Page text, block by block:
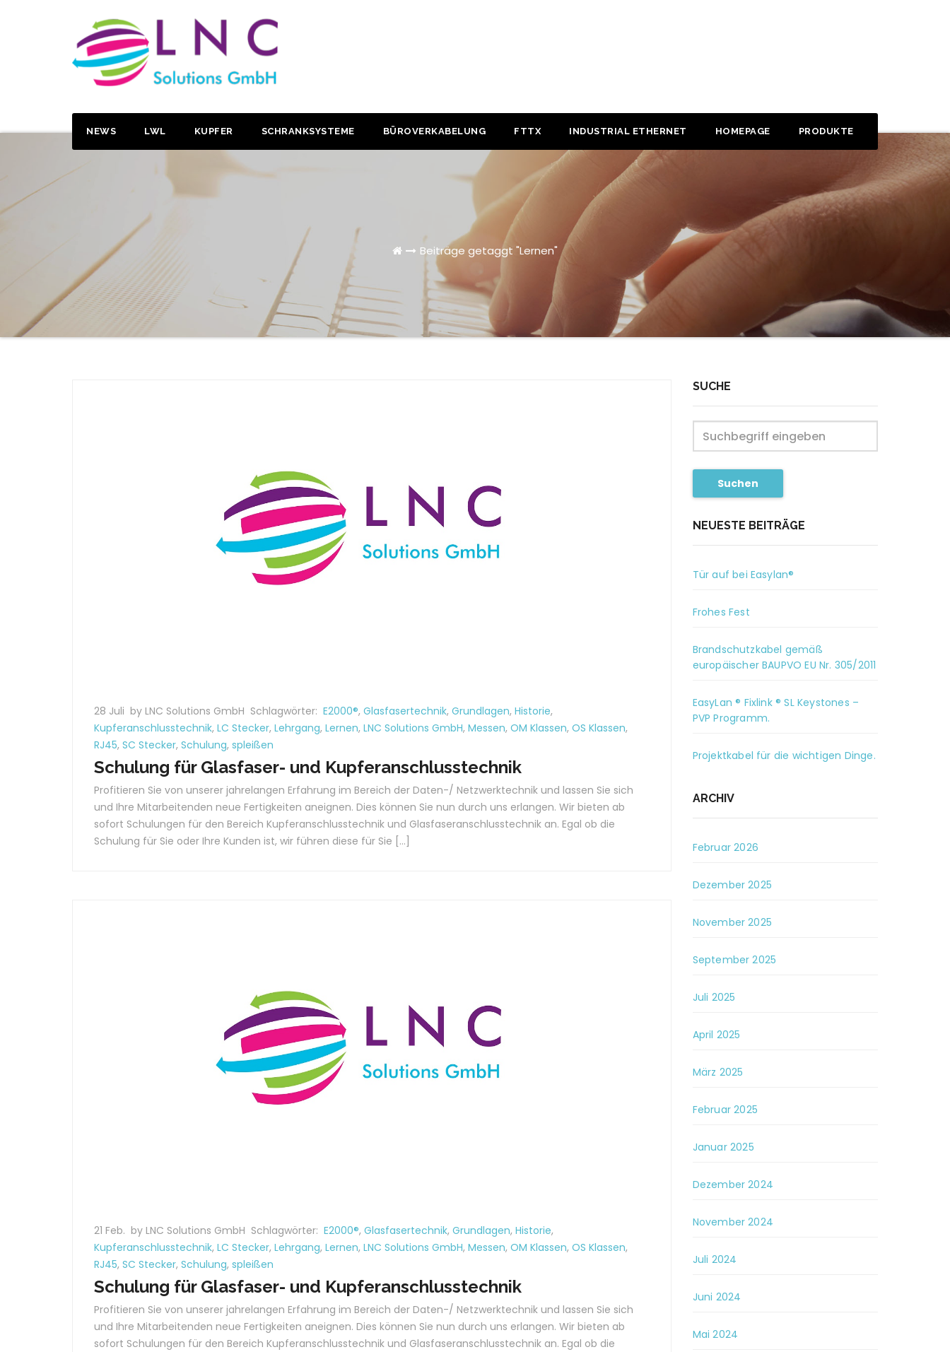
NEWS LWL KUPFER SCHRANKSYSTEME BÜROVERKABELUNG FTTX INDUSTRIAL ETHERNET HOMEPAGE PRODUKTE
Beiträge getaggt "Lernen"
28 Juli by LNC Solutions GmbH Schlagwörter: E2000®, Glasfasertechnik, Grundlagen, Historie,
Kupferanschlusstechnik, LC Stecker, Lehrgang, Lernen, LNC Solutions GmbH, Messen, OM Klassen, OS Klassen,
RJ45, SC Stecker, Schulung, spleißen
Schulung für Glasfaser- und Kupferanschlusstechnik
Profitieren Sie von unserer jahrelangen Erfahrung im Bereich der Daten-/ Netzwerktechnik und lassen Sie sich
und Ihre Mitarbeitenden neue Fertigkeiten aneignen. Dies können Sie nun durch uns erlangen. Wir bieten ab
sofort Schulungen für den Bereich Kupferanschlusstechnik und Glasfaseranschlusstechnik an. Egal ob die
Schulung für Sie oder Ihre Kunden ist, wir führen diese für Sie […]
21 Feb. by LNC Solutions GmbH Schlagwörter: E2000®, Glasfasertechnik, Grundlagen, Historie,
Kupferanschlusstechnik, LC Stecker, Lehrgang, Lernen, LNC Solutions GmbH, Messen, OM Klassen, OS Klassen,
RJ45, SC Stecker, Schulung, spleißen
Schulung für Glasfaser- und Kupferanschlusstechnik
Profitieren Sie von unserer jahrelangen Erfahrung im Bereich der Daten-/ Netzwerktechnik und lassen Sie sich
und Ihre Mitarbeitenden neue Fertigkeiten aneignen. Dies können Sie nun durch uns erlangen. Wir bieten ab
sofort Schulungen für den Bereich Kupferanschlusstechnik und Glasfaseranschlusstechnik an. Egal ob die
SUCHE
Suchen
NEUESTE BEITRÄGE
Tür auf bei Easylan®
Frohes Fest
Brandschutzkabel gemäß
europäischer BAUPVO EU Nr. 305/2011
EasyLan ® Fixlink ® SL Keystones –
PVP Programm.
Projektkabel für die wichtigen Dinge.
ARCHIV
Februar 2026
Dezember 2025
November 2025
September 2025
Juli 2025
April 2025
März 2025
Februar 2025
Januar 2025
Dezember 2024
November 2024
Juli 2024
Juni 2024
Mai 2024